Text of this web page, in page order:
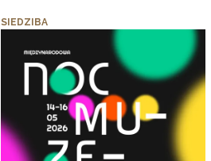
SIEDZIBA